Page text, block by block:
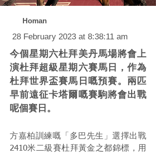
Homan
28 February 2023 at 8:38:11 am
今個星期六杜拜美丹馬場將會上
演杜拜超級星期六賽馬日，作為
杜拜世界盃賽馬日嘅預賽。兩匹
早前遠征卡塔爾嘅賽駒將會出戰
呢個賽日。
方嘉柏訓練嘅「多巴先生」選擇出戰
2410米二級賽杜拜黃金之都錦標，用